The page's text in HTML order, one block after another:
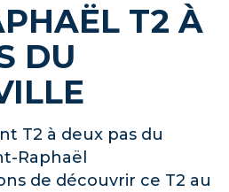
T2 À
DU
T2 à deux pas du
Raphaël
de découvrir ce T2 au